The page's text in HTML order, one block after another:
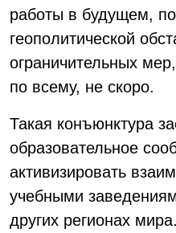
работы в будущем,
геополитической
ограничительных
по всему, не скоро.
Такая конъюнктура
образовательное
активизировать
учебными
других регионах